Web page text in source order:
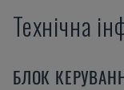
Технічна
БЛОК